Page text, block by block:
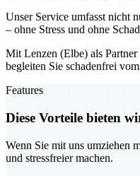
Unser Service umfasst nicht
– ohne Stress und ohne
Mit Lenzen (Elbe) als
begleiten Sie schadenfrei
Features
Diese Vorteile bieten
Wenn Sie mit uns umziehen
und stressfreier machen.